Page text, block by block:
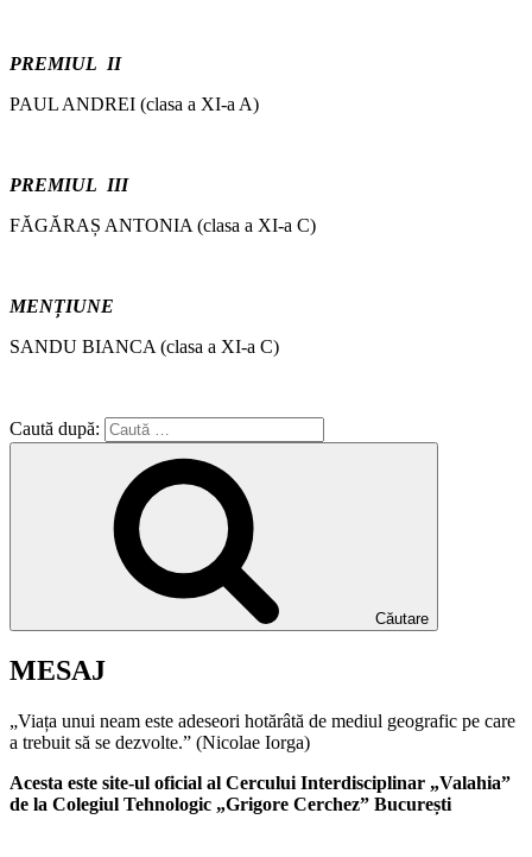
PREMIUL II
PAUL ANDREI (clasa a XI-a A)
PREMIUL III
FĂGĂRAȘ ANTONIA (clasa a XI-a C)
MENȚIUNE
SANDU BIANCA (clasa a XI-a C)
Caută după:
Căutare
MESAJ
„Viața unui neam este adeseori hotărâtă de mediul geografic pe care
a trebuit să se dezvolte.” (Nicolae Iorga)
Acesta este site-ul oficial al Cercului Interdisciplinar „Valahia”
de la Colegiul Tehnologic „Grigore Cerchez” București